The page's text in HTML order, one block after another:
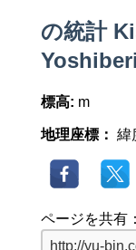
の統計
標高: m
地理座標： 緯
ページを共有：